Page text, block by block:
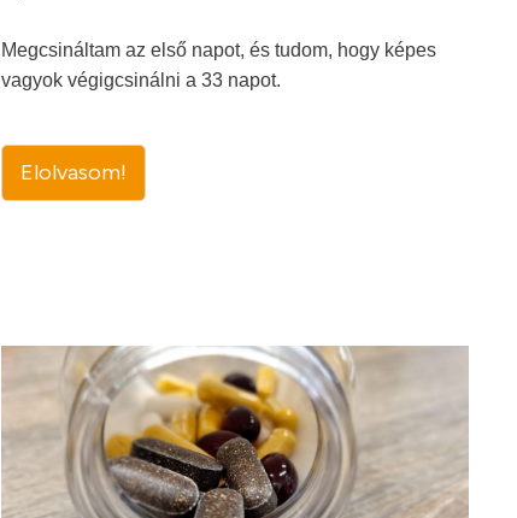
Megcsináltam az első napot, és tudom, hogy képes
vagyok végigcsinálni a 33 napot.
Elolvasom!